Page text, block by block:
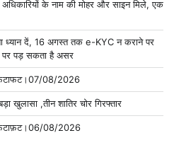
अधिकारियों के नाम की मोहर और साइन मिले, एक
ध्यान दें, 16 अगस्त तक e-KYC न कराने पर
पर पड़ सकता है असर
08/2026
खुलासा ,तीन शातिर चोर गिरफ्तार
08/2026